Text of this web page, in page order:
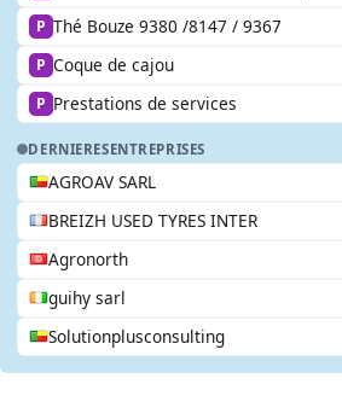
P Thé Bouze 9380 /8147 / 9367
P Coque de cajou
P Prestations de services
DERNIERESENTREPRISES
AGROAV SARL
BREIZH USED TYRES INTER
Agronorth
guihy sarl
Solutionplusconsulting